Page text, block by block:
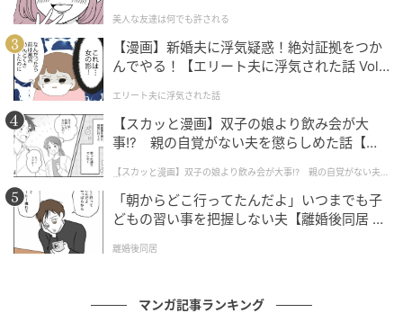
美人な友達は何でも許される
【漫画】新婚夫に浮気疑惑！絶対証拠をつか
んでやる！【エリート夫に浮気された話 Vol.
エリート夫に浮気された話
【スカッと漫画】双子の娘より飲み会が大
事!? 親の自覚がない夫を懲らしめた話【第1
【スカッと漫画】双子の娘より飲み会が大事!? 親の自覚がない夫を
懲らしめた話
「朝からどこ行ってたんだよ」いつまでも子
どもの習い事を把握しない夫【離婚後同居 Vo
離婚後同居
マンガ記事ランキング